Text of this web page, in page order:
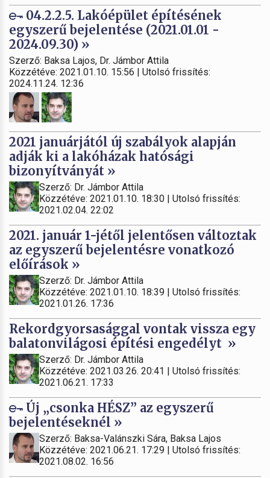
04.2.2.5. Lakóépület építésének
egyszerű bejelentése (2021.01.01 -
2024.09.30) »
Szerző: Baksa Lajos, Dr. Jámbor Attila
Közzétéve: 2021.01.10. 15:56 | Utolsó frissítés:
2024.11.24. 12:36
2021 januárjától új szabályok alapján
adják ki a lakóházak hatósági
bizonyítványát »
Szerző: Dr. Jámbor Attila
Közzétéve: 2021.01.10. 18:30 | Utolsó frissítés:
2021.02.04. 22:02
2021. január 1-jétől jelentősen változtak
az egyszerű bejelentésre vonatkozó
előírások »
Szerző: Dr. Jámbor Attila
Közzétéve: 2021.01.10. 18:39 | Utolsó frissítés:
2021.01.26. 17:36
Rekordgyorsasággal vontak vissza egy
balatonvilágosi építési engedélyt »
Szerző: Dr. Jámbor Attila
Közzétéve: 2021.03.26. 20:41 | Utolsó frissítés:
2021.06.21. 17:33
Új „csonka HÉSZ” az egyszerű
bejelentéseknél »
Szerző: Baksa-Valánszki Sára, Baksa Lajos
Közzétéve: 2021.06.21. 17:29 | Utolsó frissítés:
2021.08.02. 16:56